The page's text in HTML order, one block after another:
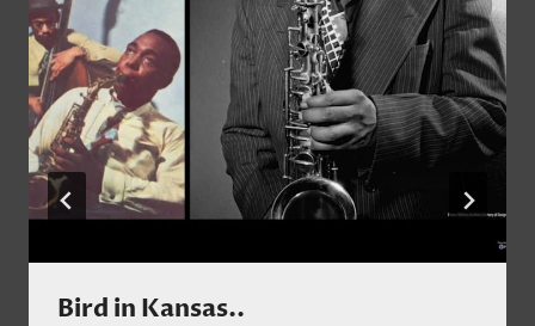
Bird in Kansas..